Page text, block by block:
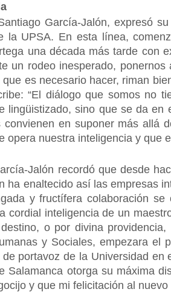
García-Jalón, expresó
la UPSA. En esta línea,
una década más tarde con
un rodeo inesperado,
es necesario hacer, riman
“El diálogo que somos no
lingüistizado, sino que se da
convienen en suponer más allá
opera nuestra inteligencia y que
Jalón recordó que desde
ha enaltecido así las empresas
y fructífera colaboración
cordial inteligencia de un
o por divina
y Sociales, empezara el
portavoz de la Universidad
Salamanca otorga su máxima
y que mi felicitación al